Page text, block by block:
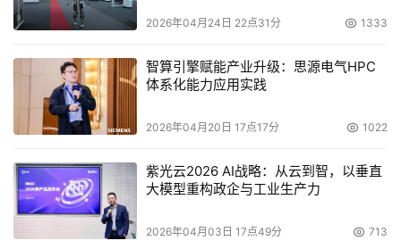
从WIFI Direct和链接速度的设置功能上体现了这款一体机
测试报告显示，断开总数为0，检测到15个WiFi信号且信号
强度为极佳，这表示，其无线网络搜索功能是没有问题的，
2026年04月24日 22点31分 1333
智算引擎赋能产业升级：思源电气HPC
体系化能力应用实践
2026年04月20日 17点17分 1022
紫光云2026 AI战略：从云到智，以垂直
大模型重构政企与工业生产力
2026年04月03日 17点49分 713